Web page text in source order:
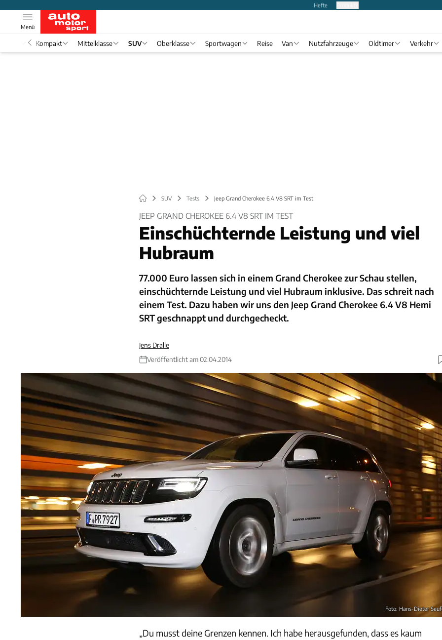
Hefte
Menü
Kompakt Mittelklasse SUV Oberklasse Sportwagen Reise Van Nutzfahrzeuge Oldtimer Verkehr
SUV Tests Jeep Grand Cherokee 6.4 V8 SRT im Test
JEEP GRAND CHEROKEE 6.4 V8 SRT IM TEST
Einschüchternde Leistung und viel
Hubraum
77.000 Euro lassen sich in einem Grand Cherokee zur Schau stellen,
einschüchternde Leistung und viel Hubraum inklusive. Das schreit nach
einem Test. Dazu haben wir uns den Jeep Grand Cherokee 6.4 V8 Hemi
SRT geschnappt und durchgecheckt.
Jens Dralle
Veröffentlicht am 02.04.2014
Foto: Hans-Dieter
„Du musst deine Grenzen kennen. Ich habe herausgefunden, dass es kaum